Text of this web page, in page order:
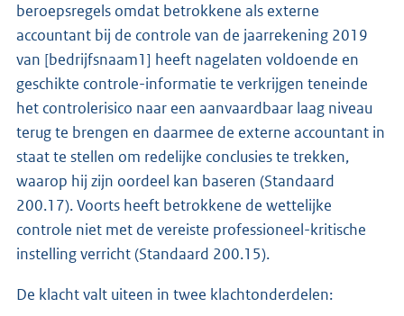
beroepsregels omdat betrokkene als externe
accountant bij de controle van de jaarrekening 2019
van [bedrijfsnaam1] heeft nagelaten voldoende en
geschikte controle-informatie te verkrijgen teneinde
het controlerisico naar een aanvaardbaar laag niveau
terug te brengen en daarmee de externe accountant in
staat te stellen om redelijke conclusies te trekken,
waarop hij zijn oordeel kan baseren (Standaard
200.17). Voorts heeft betrokkene de wettelijke
controle niet met de vereiste professioneel-kritische
instelling verricht (Standaard 200.15).
De klacht valt uiteen in twee klachtonderdelen: